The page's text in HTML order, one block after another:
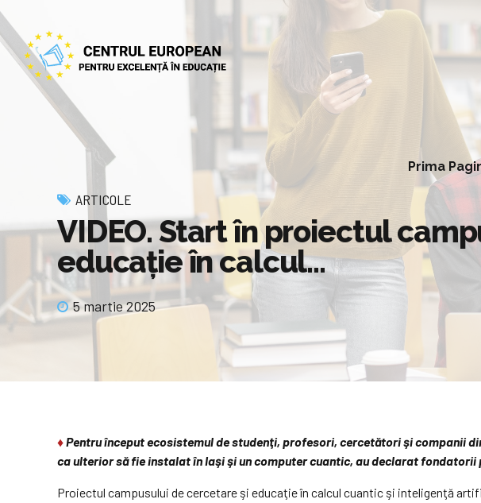
Prima
ARTICOLE
VIDEO. Start în proiectul
educaţie în calcul…
5 martie 2025
♦Pentru început ecosistemul de studenţi, profesori, cercetători şi companii
ca ulterior să fie instalat în Iaşi şi un computer cuantic, au declarat fondatorii
Proiectul campusului de cercetare şi educaţie în calcul cuantic şi in­te­ligenţă